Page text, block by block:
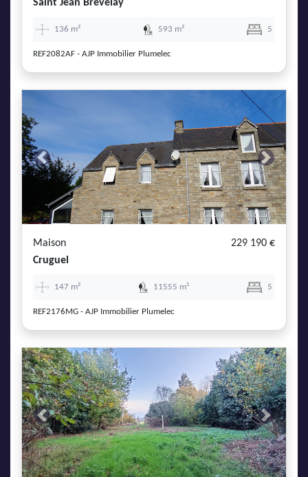
Saint Jean Brevelay
136 m² 593 m² 5
REF2082AF - AJP Immobilier Plumelec
Previous Next
Maison
229 190 €
Cruguel
147 m² 11555 m² 5
REF2176MG - AJP Immobilier Plumelec
Previous Next